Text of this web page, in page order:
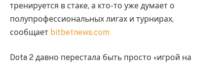
тренируется в стаке, а кто-то уже думает о
полупрофессиональных лигах и турнирах,
сообщает bitbetnews.com
Dota 2 давно перестала быть просто «игрой на